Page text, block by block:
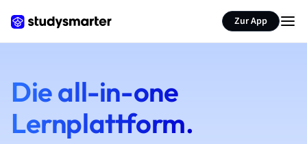
Zur App
Die all-in-one
Lernplattform.